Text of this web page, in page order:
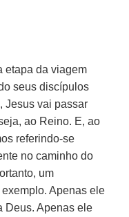
etapa da viagem
seus discípulos
Jesus vai passar
ao Reino. E, ao
referindo-se
no caminho do
um
Apenas ele
Deus. Apenas ele